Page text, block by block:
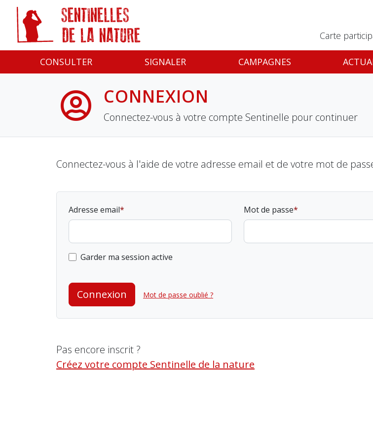
Carte
CONSULTER SIGNALER CAMPAGNES
CONNEXION
Connectez-vous à votre compte Sentinelle pour continuer
Connectez-vous à l'aide de votre adresse email et de votre mot de
Adresse email Mot de passe
Garder ma session active
Connexion Mot de passe oublié ?
Pas encore inscrit ?
Créez votre compte Sentinelle de la nature
Panneau de gestion des cookies